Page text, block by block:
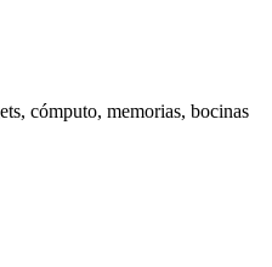
cómputo, memorias, bocinas